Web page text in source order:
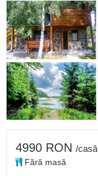
4990 RON /casă
Fără masă